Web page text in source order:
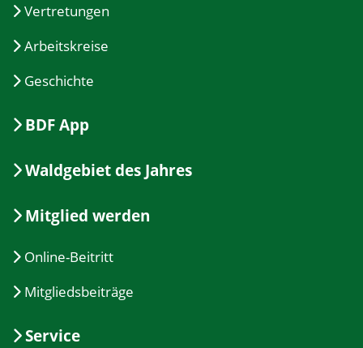
Vertretungen
Arbeitskreise
Geschichte
BDF App
Waldgebiet des Jahres
Mitglied werden
Online-Beitritt
Mitgliedsbeiträge
Service